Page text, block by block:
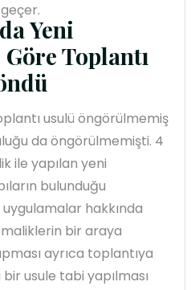
Yeni
Toplantı
usulü öngörülmemiş
da öngörülmemişti. 4
ile yapılan yeni
bulunduğu
hakkında
bir araya
ayrıca toplantıya
usule tabi yapılması